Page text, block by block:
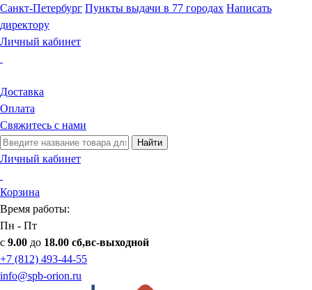
Санкт-Петербург Пункты выдачи в 77 городах Написать
директору
Личный кабинет
Доставка
Оплата
Свяжитесь с нами
Найти
Личный кабинет
Корзина
Время работы:
Пн - Пт
с 9.00 до 18.00 сб,вс-выходной
+7 (812) 493-44-55
info@spb-orion.ru